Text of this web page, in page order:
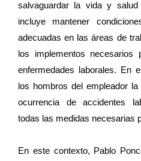
salvaguardar la vida y
incluye mantener
adecuadas en las áreas de
los implementos
enfermedades laborales. En
los hombros del empleador
ocurrencia de accidentes
todas las medidas necesarias
En este contexto, Pablo